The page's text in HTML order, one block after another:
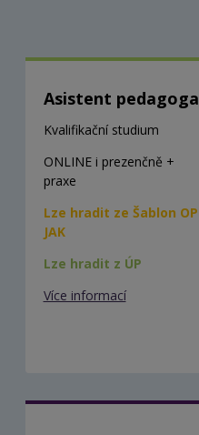
Asistent pedagoga
Kvalifikační studium
ONLINE i prezenčně +
praxe
Lze hradit ze Šablon OP
JAK
Lze hradit z ÚP
Více informací